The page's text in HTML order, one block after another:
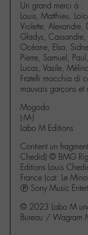
Un grand merci à :
Louis, Matthieu,
Violette, Alexandre,
Gladys,
Océane, Elsa,
Pierre, Samuel,
Lucas, Vasile,
Fratelli mocchia di
mauvais garçons et
Mogodo
(-M-)
Labo M Editions
Contient un
Chedid) © BMG
Editions Louis
France (cat. Le
Ⓟ Sony Music
© 2023 Labo M
Bureau / Wagram